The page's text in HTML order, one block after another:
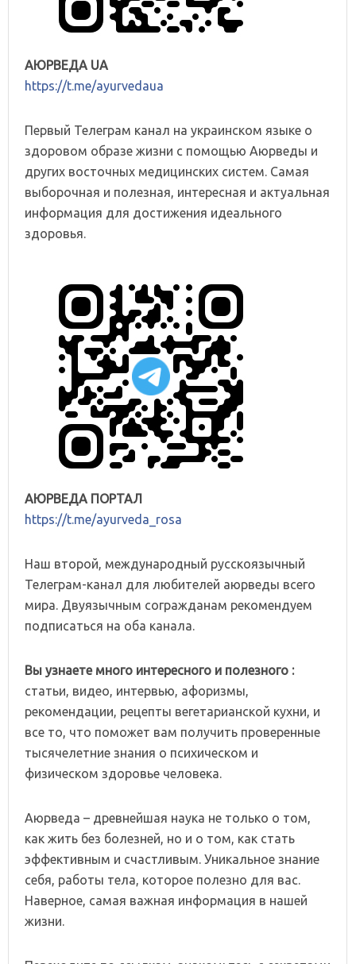
АЮРВЕДА UA
https://t.me/ayurvedaua
Первый Телеграм канал на украинском языке о
здоровом образе жизни с помощью Аюрведы и
других восточных медицинских систем. Самая
выборочная и полезная, интересная и актуальная
информация для достижения идеального
здоровья.
АЮРВЕДА ПОРТАЛ
https://t.me/ayurveda_rosa
Наш второй, международный русскоязычный
Телеграм-канал для любителей аюрведы всего
мира. Двуязычным согражданам рекомендуем
подписаться на оба канала.
Вы узнаете много интересного и полезного :
статьи, видео, интервью, афоризмы,
рекомендации, рецепты вегетарианской кухни, и
все то, что поможет вам получить проверенные
тысячелетние знания о психическом и
физическом здоровье человека.
Аюрведа – древнейшая наука не только о том,
как жить без болезней, но и о том, как стать
эффективным и счастливым. Уникальное знание
себя, работы тела, которое полезно для вас.
Наверное, самая важная информация в нашей
жизни.